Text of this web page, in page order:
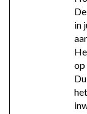
in
op